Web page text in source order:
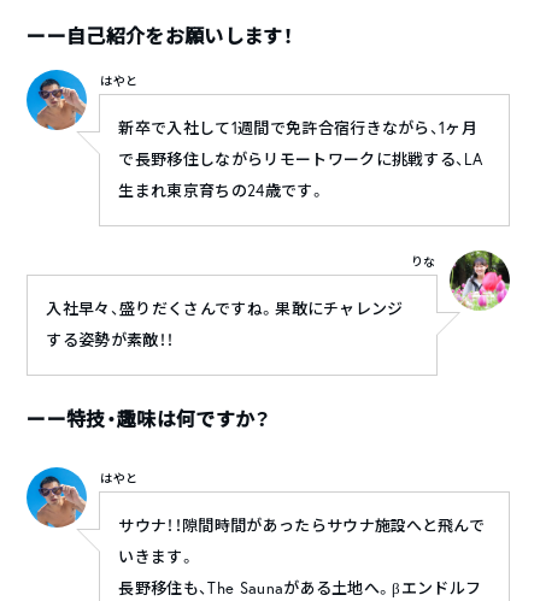
ーー自己紹介をお願いします！
はやと
新卒で入社して1週間で免許合宿行きながら、1ヶ月
で長野移住しながらリモートワークに挑戦する、LA
生まれ東京育ちの24歳です。
入社早々、盛りだくさんですね。果敢にチャレンジ
する姿勢が素敵！！
りな
ーー特技・趣味は何ですか？
はやと
サウナ！！隙間時間があったらサウナ施設へと飛んで
いきます。
長野移住も、The Saunaがある土地へ。βエンドルフ